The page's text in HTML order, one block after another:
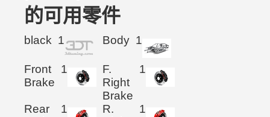
的可用零件
black 1 Body 1
Front
Brake
1
F.
Right
Brake
1
Rear
1
R.
1